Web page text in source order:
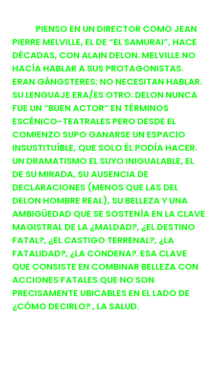
PIENSO EN UN DIRECTOR COMO JEAN
PIERRE MELVILLE, EL DE “EL SAMURAI”, HACE
DÉCADAS, CON ALAIN DELON. MELVILLE NO
HACÍA HABLAR A SUS PROTAGONISTAS.
ERAN GÁNGSTERES; NO NECESITAN HABLAR.
SU LENGUAJE ERA/ES OTRO. DELON NUNCA
FUE UN “BUEN ACTOR” EN TÉRMINOS
ESCÉNICO-TEATRALES PERO DESDE EL
COMIENZO SUPO GANARSE UN ESPACIO
INSUSTITUÍBLE, QUE SOLO ÉL PODÍA HACER.
UN DRAMATISMO EL SUYO INIGUALABLE, EL
DE SU MIRADA, SU AUSENCIA DE
DECLARACIONES (MENOS QUE LAS DEL
DELON HOMBRE REAL), SU BELLEZA Y UNA
AMBIGÜEDAD QUE SE SOSTENÍA EN LA CLAVE
MAGISTRAL DE LA ¿MALDAD?, ¿EL DESTINO
FATAL?, ¿EL CASTIGO TERRENAL?, ¿LA
FATALIDAD?, ¿LA CONDENA?. ESA CLAVE
QUE CONSISTE EN COMBINAR BELLEZA CON
ACCIONES FATALES QUE NO SON
PRECISAMENTE UBICABLES EN EL LADO DE
¿CÓMO DECIRLO? , LA SALUD.